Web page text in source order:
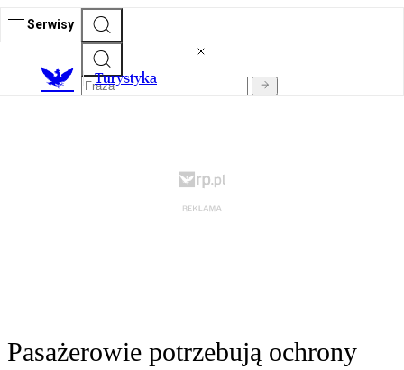
Serwisy
Turystyka
Pasażerowie potrzebują ochrony